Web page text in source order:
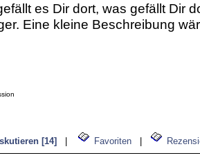
es Dir dort, was gefällt Dir
Eine kleine Beschreibung
[14] Favoriten